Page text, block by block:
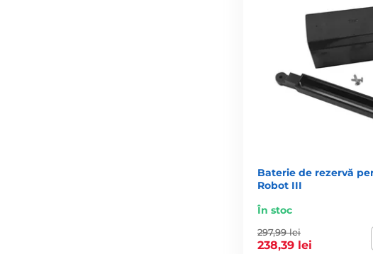
Baterie de rezervă
Robot III
În stoc
297,99 lei
238,39 lei